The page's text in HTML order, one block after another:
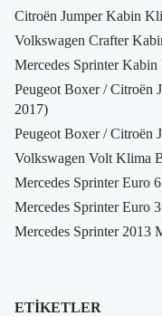
Citroën Jumper Kabin
Volkswagen Crafter
Mercedes Sprinter
Peugeot Boxer / Citroën
2017)
Peugeot Boxer / Citroën
Volkswagen Volt Klima
Mercedes Sprinter Euro
Mercedes Sprinter Euro
Mercedes Sprinter 2013
ETIKETLER